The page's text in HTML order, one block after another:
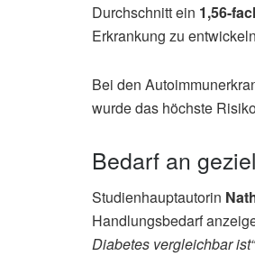
Durchschnitt ein 1,56-
Erkrankung zu
Bei den
wurde das höchste
Bedarf an
Studienhauptautorin
Handlungsbedarf
Diabetes vergleichbar ist“